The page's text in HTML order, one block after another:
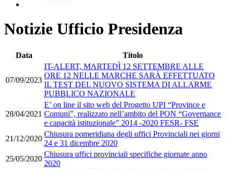
Notizie Ufficio Presidenza
Data Titolo
07/09/2023
IT-ALERT, MARTEDÌ 12 SETTEMBRE ALLE
ORE 12 NELLE MARCHE SARÀ EFFETTUATO
IL TEST DEL NUOVO SISTEMA DI ALLARME
PUBBLICO NAZIONALE
28/04/2021
E’ on line il sito web del Progetto UPI “Province e
Comuni”, realizzato nell’ambito del PON “Governance
e capacità istituzionale” 2014 -2020 FESR- FSE
21/12/2020
Chiusura pomeridiana degli uffici Provinciali nei giorni
24 e 31 dicembre 2020
25/05/2020
Chiusura uffici provinciali specifiche giornate anno
2020